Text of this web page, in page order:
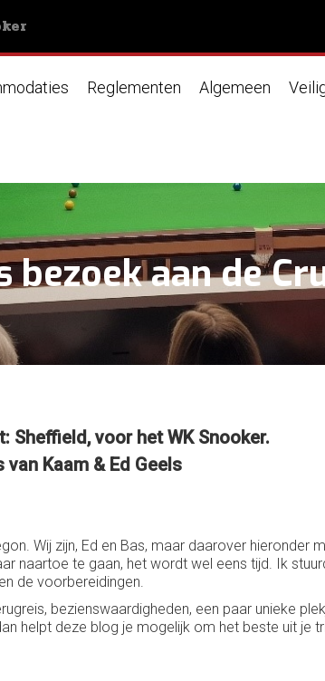
Reglementen Algemeen
bezoek aan de
Sheffield, voor het WK Snooker.
Kaam & Ed Geels
Wij zijn, Ed en Bas, maar daarover hieronder
naartoe te gaan, het wordt wel eens tijd. Ik
de voorbereidingen.
bezienswaardigheden, een paar unieke
helpt deze blog je mogelijk om het beste uit je